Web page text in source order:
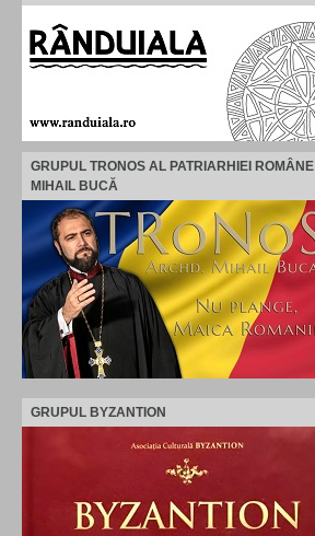
GRUPUL TRONOS AL PATRIARHIEI
MIHAIL BUCĂ
GRUPUL BYZANTION